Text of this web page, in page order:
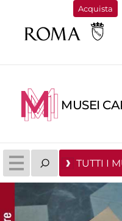
Acquista
MUSEI
TUTTI I